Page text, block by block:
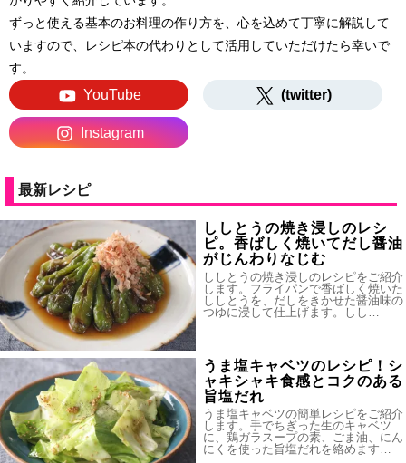
ずっと使える基本のお料理の作り方を、心を込めて丁寧に解説して
いますので、レシピ本の代わりとして活用していただけたら幸いで
す。
YouTube (twitter)
Instagram
最新レシピ
ししとうの焼き浸しのレシ
ピ。香ばしく焼いてだし醤油
がじんわりなじむ
ししとうの焼き浸しのレシピをご紹介
します。フライパンで香ばしく焼いた
ししとうを、だしをきかせた醤油味の
つゆに浸して仕上げます。しし…
うま塩キャベツのレシピ！シ
ャキシャキ食感とコクのある
旨塩だれ
うま塩キャベツの簡単レシピをご紹介
します。手でちぎった生のキャベツ
に、鶏ガラスープの素、ごま油、にん
にくを使った旨塩だれを絡めます…